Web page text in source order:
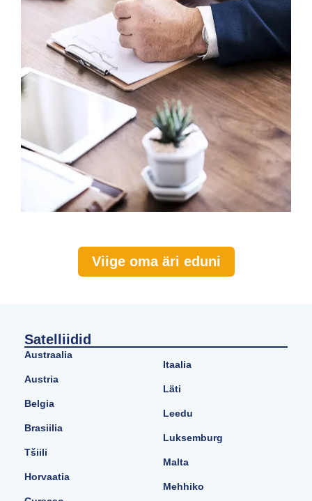
Viige oma äri eduni
Satelliidid
Austraalia
Austria
Belgia
Brasiilia
Tšiili
Horvaatia
Itaalia
Läti
Leedu
Luksemburg
Malta
Mehhiko